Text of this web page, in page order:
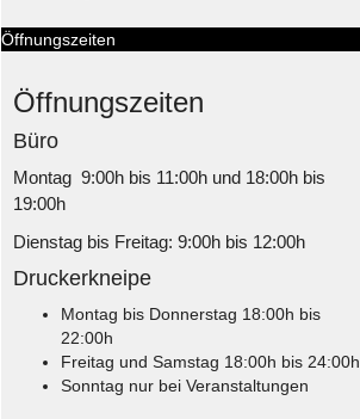
Öffnungszeiten
Öffnungszeiten
Büro
Montag 9:00h bis 11:00h und 18:00h bis
19:00h
Dienstag bis Freitag: 9:00h bis 12:00h
Druckerkneipe
Montag bis Donnerstag 18:00h bis
22:00h
Freitag und Samstag 18:00h bis 24:00h
Sonntag nur bei Veranstaltungen